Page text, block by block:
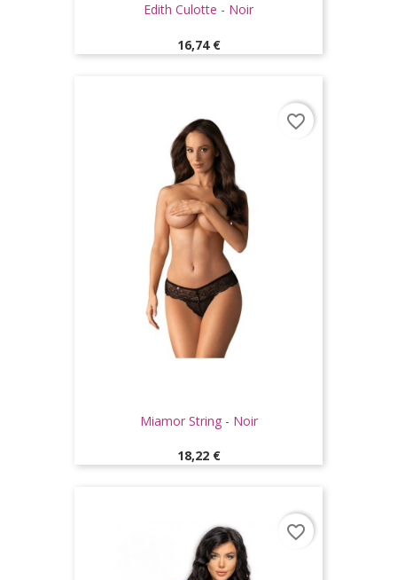
Edith Culotte - Noir
Prix
16,74 €
Miamor String - Noir
Prix
18,22 €
favorite_border
favorite_border